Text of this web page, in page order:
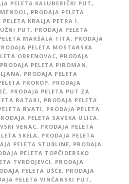
PELETA KALUĐERIČKI PUT,
, PRODAJA PELETA
PELETA KRALJA PETRA I,
PUT, PRODAJA PELETA
MARŠALA TITA, PRODAJA
PELETA MOSTARSKA
OBRENOVAC, PRODAJA
PRODAJA PELETA PIROMAN,
, PRODAJA PELETA
PROKOP, PRODAJA
, PRODAJA PELETA PUT ZA
RATARI, PRODAJA PELETA
RVATI, PRODAJA PELETA
PELETA SAVSKA ULICA,
VENAC, PRODAJA PELETA
SKELA, PRODAJA PELETA
PELETA STUBLINE, PRODAJA
PELETA TOPČIDERSKO
TVRDOJEVCI, PRODAJA
PELETA UŠĆE, PRODAJA
PELETA VINČANSKI PUT,